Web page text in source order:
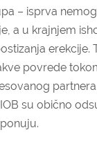
– isprva
a u krajnjem
erekcije.
povrede
su obično